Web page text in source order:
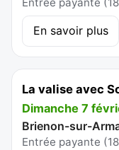
Entrée payante
En savoir plus
La valise avec
Dimanche 7
Brienon-sur-
Entrée payante